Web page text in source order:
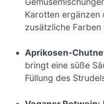
Karotten ergänzen
zusätzliche
Aprikosen-
bringt eine süße
Füllung des